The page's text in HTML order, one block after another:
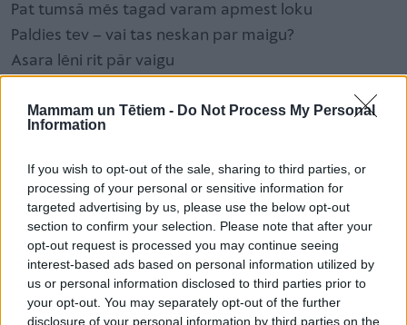
Mammam un Tētiem - Do Not Process My Personal
Information
If you wish to opt-out of the sale, sharing to third parties, or
processing of your personal or sensitive information for
targeted advertising by us, please use the below opt-out
section to confirm your selection. Please note that after your
opt-out request is processed you may continue seeing
interest-based ads based on personal information utilized by
us or personal information disclosed to third parties prior to
your opt-out. You may separately opt-out of the further
disclosure of your personal information by third parties on the
Pat tumsā mēs tagad varam apmest loku
Paldies tev – vai tas neskan par maigu?
Asara lēni rit pār vaigu
Es esmu tāda, kāda esmu, -
Tik stipra skumjās,
Tik mīļa mīlestībā,
Tik patiesa jūtās,
Tik spēcīga darbos,
Tik skaista cerībās.